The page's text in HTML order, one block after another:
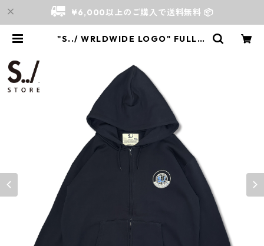
¥6,000以上のご購入で送料無料 📦
"S../ WRLDWIDE LOGO" FULLZI